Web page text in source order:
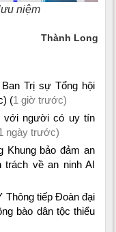
niệm
Thành Long
Trị sự Tổng hội
(1 giờ trước)
với người có uy tín
ngày trước)
Khung bảo đảm an
trách về an ninh AI
Thông tiếp Đoàn đại
bào dân tộc thiểu